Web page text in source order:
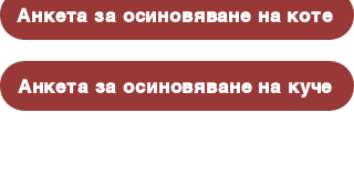
Анкета за осиновяване на коте
Анкета за осиновяване на куче